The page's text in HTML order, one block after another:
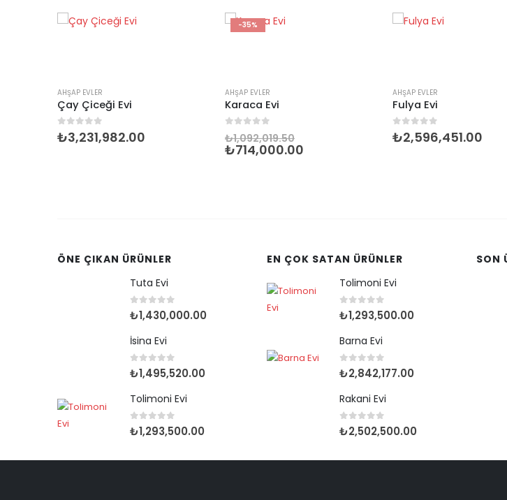
AHŞAP EVLER
Çay Çiceği Evi
0 5 üzerinden
₺3,231,982.00
-35%
AHŞAP EVLER
Karaca Evi
₺1,092,019.50
₺714,000.00
AHŞAP EVLER
Fulya Evi
0 5 üzerinden
₺2,596,451.00
ÖNE ÇIKAN ÜRÜNLER
Tuta Evi
0 out of 5
₺1,430,000.00
İsina Evi
0 out of 5
₺1,495,520.00
Tolimoni Evi
0 out of 5
₺1,293,500.00
EN ÇOK SATAN ÜRÜNLER
Tolimoni Evi
0 out of 5
₺1,293,500.00
Barna Evi
0 out of 5
₺2,842,177.00
Rakani Evi
0 out of 5
₺2,502,500.00
SON